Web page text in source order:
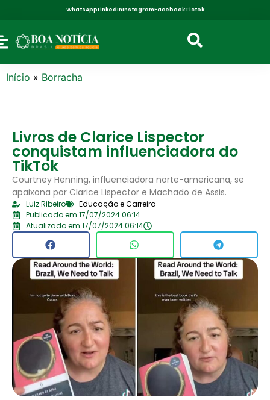
WhatsAppLinkedInInstagramFacebookTictok
Início » Borracha
Livros de Clarice Lispector
conquistam influenciadora do
TikTok
Courtney Henning, influenciadora norte-americana, se
apaixona por Clarice Lispector e Machado de Assis.
Luiz Ribeiro
Educação e Carreira
Publicado em 17/07/2024 06:14
Atualizado em 17/07/2024 06:14